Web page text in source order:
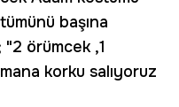
başına
"2 örümcek ,1
korku salıyoruz